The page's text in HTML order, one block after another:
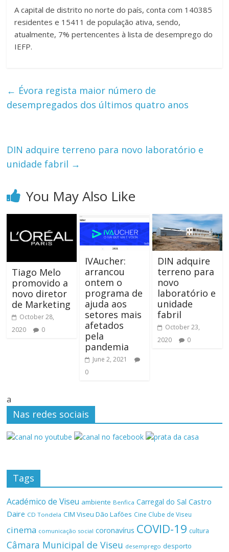
A capital de distrito no norte do país, conta com 140385
residentes e 15411 de população ativa, sendo,
atualmente, 7% pertencentes à lista de desemprego do
IEFP.
← Évora regista maior número de
desempregados dos últimos quatro anos
DIN adquire terreno para novo laboratório e
unidade fabril →
You May Also Like
Tiago Melo
promovido a
novo diretor
de Marketing
October 28,
2020
0
IVAucher:
arrancou
ontem o
programa de
ajuda aos
setores mais
afetados
pela
pandemia
June 2, 2021
0
DIN adquire
terreno para
novo
laboratório e
unidade
fabril
October 23,
2020
0
a
Nas redes sociais
Tags
Académico de Viseu ambiente Benfica Carregal do Sal Castro
Daire CD Tondela CIM Viseu Dão Lafões Cine Clube de Viseu
cinema comunicação social coronavírus COVID-19 cultura
Câmara Municipal de Viseu desemprego desporto